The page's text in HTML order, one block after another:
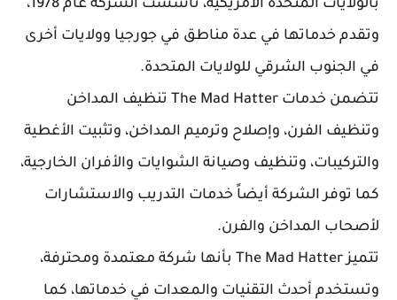
بالولايات المتحدة الأمريكية، تأسست الشركة عام 1978،
وتقدم خدماتها في عدة مناطق في جورجيا وولايات أخرى
في الجنوب الشرقي للولايات المتحدة.
تتضمن خدمات The Mad Hatter تنظيف المداخن
وتنظيف الفرن، وإصلاح وترميم المداخن، وتثبيت الأغطية
والتركيبات، وتنظيف وصيانة الشوايات والأفران الخارجية،
كما توفر الشركة أيضاً خدمات التدريب والاستشارات
لأصحاب المداخن والفرن.
تتميز The Mad Hatter بأنها شركة معتمدة ومحترفة،
وتستخدم أحدث التقنيات والمعدات في خدماتها، كما